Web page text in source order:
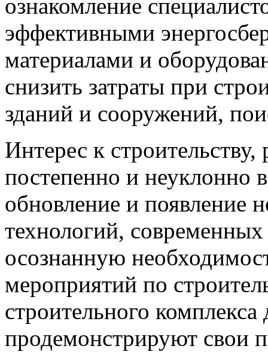
ознакомление
эффективными
материалами и
снизить затраты при
зданий и сооружений,
Интерес к
постепенно и неуклонно
обновление и появление
технологий,
осознанную
мероприятий по
строительного комплекса
продемонстрируют свои